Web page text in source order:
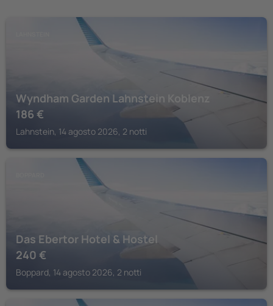
Wyndham Garden Lahnstein Koblenz
186 €
Lahnstein, 14 agosto 2026, 2 notti
Das Ebertor Hotel & Hostel
240 €
Boppard, 14 agosto 2026, 2 notti